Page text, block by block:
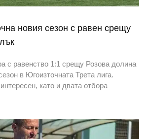
новия сезон с равен срещу
с равенство 1:1 срещу Розова долина
в Югоизточната Трета лига.
като и двата отбора